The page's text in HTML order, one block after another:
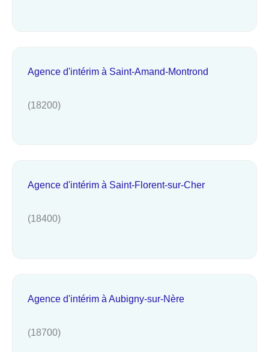
Agence d'intérim à Saint-Amand-Montrond
(18200)
Agence d'intérim à Saint-Florent-sur-Cher
(18400)
Agence d'intérim à Aubigny-sur-Nère
(18700)